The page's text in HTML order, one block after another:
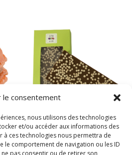
le consentement
nous utilisons des technologies
et/ou accéder aux informations des
à ces technologies nous permettra de
le comportement de navigation ou les ID
pas consentir ou de retirer son
Tab. Riz Soufflé